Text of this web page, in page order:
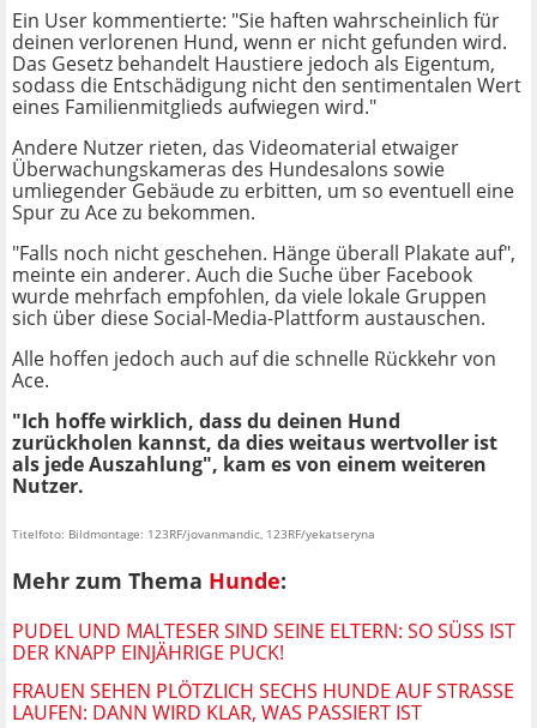
Ein User kommentierte: "Sie haften wahrscheinlich für
deinen verlorenen Hund, wenn er nicht gefunden wird.
Das Gesetz behandelt Haustiere jedoch als Eigentum,
sodass die Entschädigung nicht den sentimentalen Wert
eines Familienmitglieds aufwiegen wird."
Andere Nutzer rieten, das Videomaterial etwaiger
Überwachungskameras des Hundesalons sowie
umliegender Gebäude zu erbitten, um so eventuell eine
Spur zu Ace zu bekommen.
"Falls noch nicht geschehen. Hänge überall Plakate auf",
meinte ein anderer. Auch die Suche über Facebook
wurde mehrfach empfohlen, da viele lokale Gruppen
sich über diese Social-Media-Plattform austauschen.
Alle hoffen jedoch auch auf die schnelle Rückkehr von
Ace.
"Ich hoffe wirklich, dass du deinen Hund
zurückholen kannst, da dies weitaus wertvoller ist
als jede Auszahlung", kam es von einem weiteren
Nutzer.
Titelfoto: Bildmontage: 123RF/jovanmandic, 123RF/yekatseryna
Mehr zum Thema Hunde:
PUDEL UND MALTESER SIND SEINE ELTERN: SO SÜSS IST D
ER KNAPP EINJÄHRIGE PUCK!
FRAUEN SEHEN PLÖTZLICH SECHS HUNDE AUF STRASSE L
AUFEN: DANN WIRD KLAR, WAS PASSIERT IST